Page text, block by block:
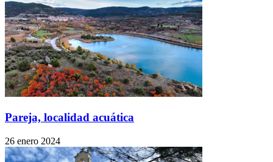
Pareja, localidad acuática
26 enero 2024